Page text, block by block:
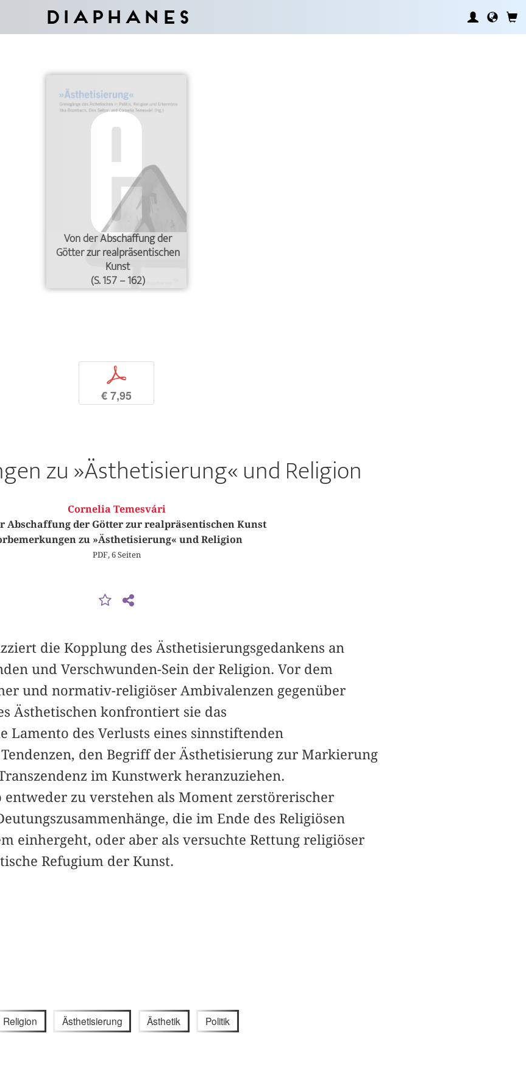
Diaphanes
Von der Abschaffung der
Götter zur realpräsentischen
Kunst
(S. 157 – 162)
p
€ 7,95
zu »Ästhetisierung« und Religion
Cornelia Temesvári
Abschaffung der Götter zur realpräsentischen Kunst
zu »Ästhetisierung« und Religion
PDF, 6 Seiten
die Kopplung des Ästhetisierungsgedankens an
und Verschwunden-Sein der Religion. Vor dem
und normativ-religiöser Ambivalenzen gegenüber
Ästhetischen konfrontiert sie das
Lamento des Verlusts eines sinnstiftenden
den Begriff der Ästhetisierung zur Markierung
im Kunstwerk heranzuziehen.
entweder zu verstehen als Moment zerstörerischer
die im Ende des Religiösen
einhergeht, oder aber als versuchte Rettung religiöser
Refugium der Kunst.
Religion Ästhetisierung Ästhetik Politik